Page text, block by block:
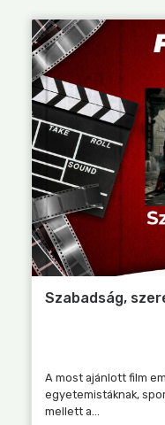
Szabadság,
A most ajánlott film
egyetemistáknak,
mellett a...